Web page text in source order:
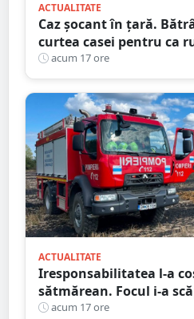
ACTUALITATE
Caz șocant în țară.
curtea casei pentru ca
pensia
acum 17 ore
ACTUALITATE
Iresponsabilitatea l-a
sătmărean. Focul i-a
La un pas să producă
acum 17 ore